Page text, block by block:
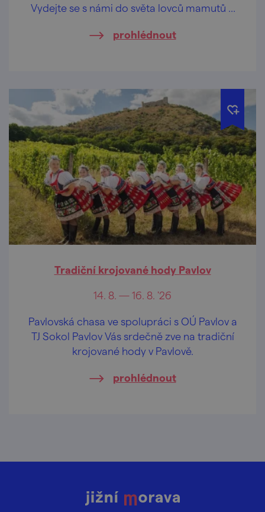
Vydejte se s námi do světa lovců mamutů a
přežití našich předků.
prohlédnout
Tradiční krojované hody Pavlov
14. 8. — 16. 8. '26
Pavlovská chasa ve spolupráci s OÚ Pavlov a
TJ Sokol Pavlov Vás srdečně zve na tradiční
krojované hody v Pavlově.
prohlédnout